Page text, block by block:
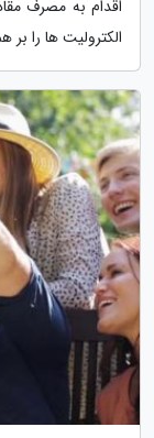
اقدام به مصرف
الکترولیت ها را بر